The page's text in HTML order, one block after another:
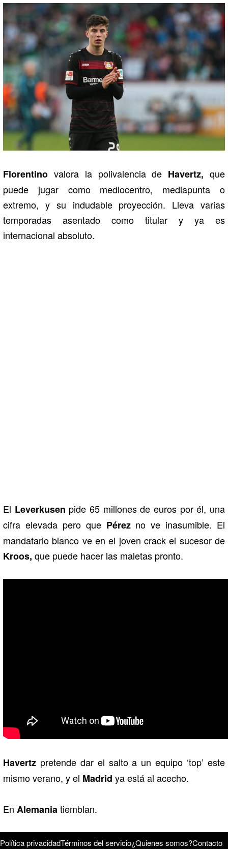
Florentino valora la polivalencia de Havertz, que
puede jugar como mediocentro, mediapunta o
extremo, y su indudable proyección. Lleva varias
temporadas asentado como titular y ya es
internacional absoluto.
El Leverkusen pide 65 millones de euros por él, una
cifra elevada pero que Pérezno ve inasumible. El
mandatario blanco ve en el joven crack el sucesor de
Kroos, que puede hacer las maletas pronto.
Havertz pretende dar el salto a un equipo ‘top’ este
mismo verano, y el Madrid ya está al acecho.
En Alemaniatiemblan.
Política privacidadTérminos del servicio¿Quienes somos?Contacto